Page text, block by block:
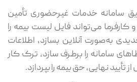
سامانه خدمات غیرحضوری تأمین
می‌تواند فایل لیست بیمه را
به‌صورت آنلاین بسازد، اطلاعات
سامانه را برطرف سازد، ترک کار
تأیید نهایی، حق بیمه را بپردازد.